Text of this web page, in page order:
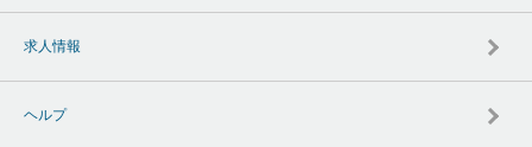
求人情報
ヘルプ